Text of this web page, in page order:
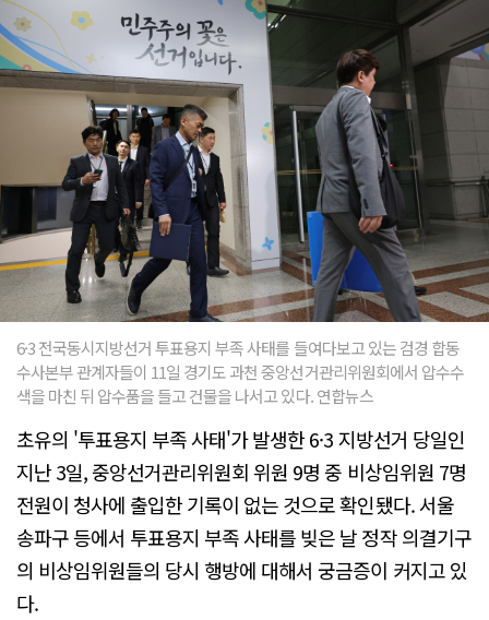
6·3 전국동시지방선거 투표용지 부족 사태를 들여다보고 있는 검경 합동
수사본부 관계자들이 11일 경기도 과천 중앙선거관리위원회에서 압수수
색을 마친 뒤 압수품을 들고 건물을 나서고 있다. 연합뉴스
초유의 '투표용지 부족 사태'가 발생한 6·3 지방선거 당일인
지난 3일, 중앙선거관리위원회 위원 9명 중 비상임위원 7명
전원이 청사에 출입한 기록이 없는 것으로 확인됐다. 서울
송파구 등에서 투표용지 부족 사태를 빚은 날 정작 의결기구
의 비상임위원들의 당시 행방에 대해서 궁금증이 커지고 있
다.